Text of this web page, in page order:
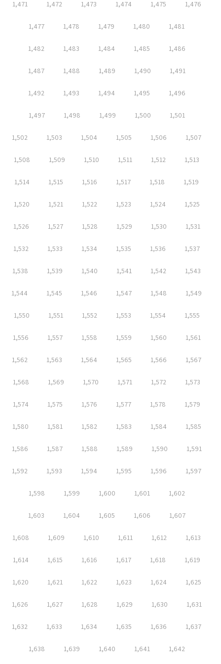
1,471 1,472 1,473 1,474 1,475 1,476
1,477 1,478 1,479 1,480 1,481
1,482 1,483 1,484 1,485 1,486
1,487 1,488 1,489 1,490 1,491
1,492 1,493 1,494 1,495 1,496
1,497 1,498 1,499 1,500 1,501
1,502 1,503 1,504 1,505 1,506 1,507
1,508 1,509 1,510 1,511 1,512 1,513
1,514 1,515 1,516 1,517 1,518 1,519
1,520 1,521 1,522 1,523 1,524 1,525
1,526 1,527 1,528 1,529 1,530 1,531
1,532 1,533 1,534 1,535 1,536 1,537
1,538 1,539 1,540 1,541 1,542 1,543
1,544 1,545 1,546 1,547 1,548 1,549
1,550 1,551 1,552 1,553 1,554 1,555
1,556 1,557 1,558 1,559 1,560 1,561
1,562 1,563 1,564 1,565 1,566 1,567
1,568 1,569 1,570 1,571 1,572 1,573
1,574 1,575 1,576 1,577 1,578 1,579
1,580 1,581 1,582 1,583 1,584 1,585
1,586 1,587 1,588 1,589 1,590 1,591
1,592 1,593 1,594 1,595 1,596 1,597
1,598 1,599 1,600 1,601 1,602
1,603 1,604 1,605 1,606 1,607
1,608 1,609 1,610 1,611 1,612 1,613
1,614 1,615 1,616 1,617 1,618 1,619
1,620 1,621 1,622 1,623 1,624 1,625
1,626 1,627 1,628 1,629 1,630 1,631
1,632 1,633 1,634 1,635 1,636 1,637
1,638 1,639 1,640 1,641 1,642